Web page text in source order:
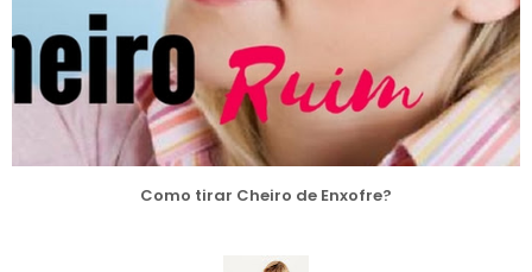
Como tirar Cheiro de Enxofre?